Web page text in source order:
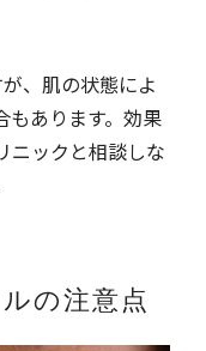
、肌の状態によ
もあります。効果
ニックと相談しな
の注意点